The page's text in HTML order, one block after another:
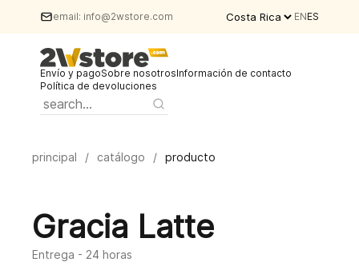
email: info@2wstore.com ENES
Envío y pagoSobre nosotrosInformación de contacto
Política de devoluciones
principal / catálogo / producto
Gracia Latte
Entrega - 24 horas